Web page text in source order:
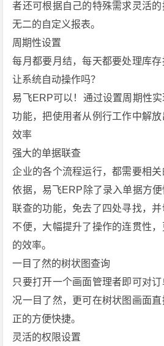
者还可根据自己的特殊需求灵活
无二的自定义报表。
周期性设置
每月都要月结，每天都要处理库
让系统自动操作吗？
易飞ERP可以！通过设置周期性
功能，把使用者从例行工作中解
效率
强大的单据联查
企业的各个流程运行，都需要相
依据，易飞ERP除了录入单据方
联查的功能，免去了四处寻找，
不便，大幅提升了操作的连贯性
的效率。
一目了然的树状图查询
只要打开一个画面管理者即可对
况一目了然，更可在树状图画面
正的方便快捷。
灵活的权限设置